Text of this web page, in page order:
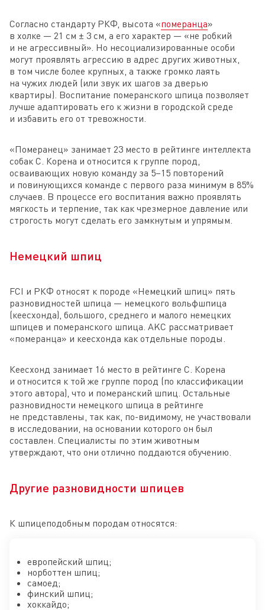
Согласно стандарту РКФ, высота «померанца»
в холке — 21 см ± 3 cм, а его характер — «не робкий
и не агрессивный». Но несоциализированные особи
могут проявлять агрессию в адрес других животных,
в том числе более крупных, а также громко лаять
на чужих людей (или звук их шагов за дверью
квартиры). Воспитание померанского шпица позволяет
лучше адаптировать его к жизни в городской среде
и избавить его от тревожности.
«Померанец» занимает 23 место в рейтинге интеллекта
собак С. Корена и относится к группе пород,
осваивающих новую команду за 5–15 повторений
и повинующихся команде с первого раза минимум в 85%
случаев. В процессе его воспитания важно проявлять
мягкость и терпение, так как чрезмерное давление или
строгость могут сделать его замкнутым и упрямым.
Немецкий шпиц
FCI и РКФ относят к породе «Немецкий шпиц» пять
разновидностей шпица — немецкого вольфшпица
(кеесхонда), большого, среднего и малого немецких
шпицев и померанского шпица. AKC рассматривает
«померанца» и кеесхонда как отдельные породы.
Кеесхонд занимает 16 место в рейтинге С. Корена
и относится к той же группе пород (по классификации
этого автора), что и померанский шпиц. Остальные
разновидности немецкого шпица в рейтинге
не представлены, так как, по-видимому, не участвовали
в исследовании, на основании которого он был
составлен. Специалисты по этим животным
утверждают, что они отлично поддаются обучению.
Другие разновидности шпицев
К шпицеподобным породам относятся:
европейский шпиц;
норботтен шпиц;
самоед;
финский шпиц;
хоккайдо;